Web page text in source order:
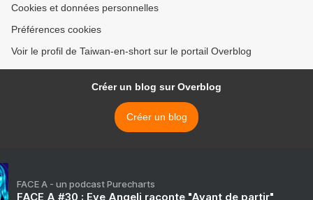
Cookies et données personnelles
Préférences cookies
Voir le profil de Taiwan-en-short sur le portail Overblog
Créer un blog sur Overblog
Créer un blog
FACE A - un podcast Purecharts
FACE A #30 : Eve Angeli raconte "Avant de partir"